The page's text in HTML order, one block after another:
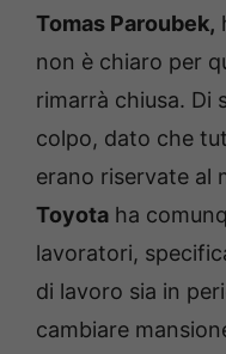
Tomas Paroubek,
non è chiaro per
rimarrà chiusa. Di
colpo, dato che
erano riservate al
Toyota ha
lavoratori,
di lavoro sia in
cambiare